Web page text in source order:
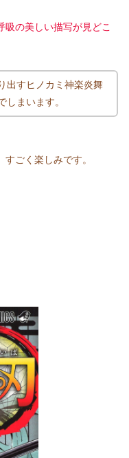
吸の美しい描写が見どこ
出すヒノカミ神楽炎舞
しまいます。
ごく楽しみです。